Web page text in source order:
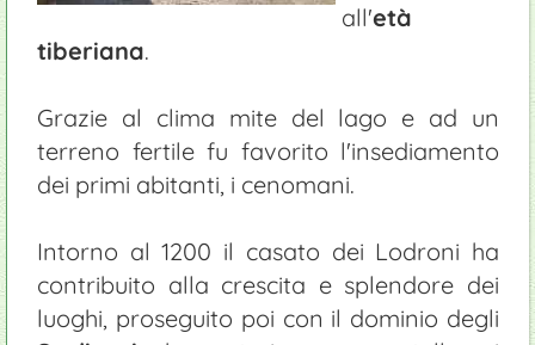
all'età
tiberiana.
Grazie al clima mite del lago e ad un
terreno fertile fu favorito l'insediamento
dei primi abitanti, i cenomani.
Intorno al 1200 il casato dei Lodroni ha
contribuito alla crescita e splendore dei
luoghi, proseguito poi con il dominio degli